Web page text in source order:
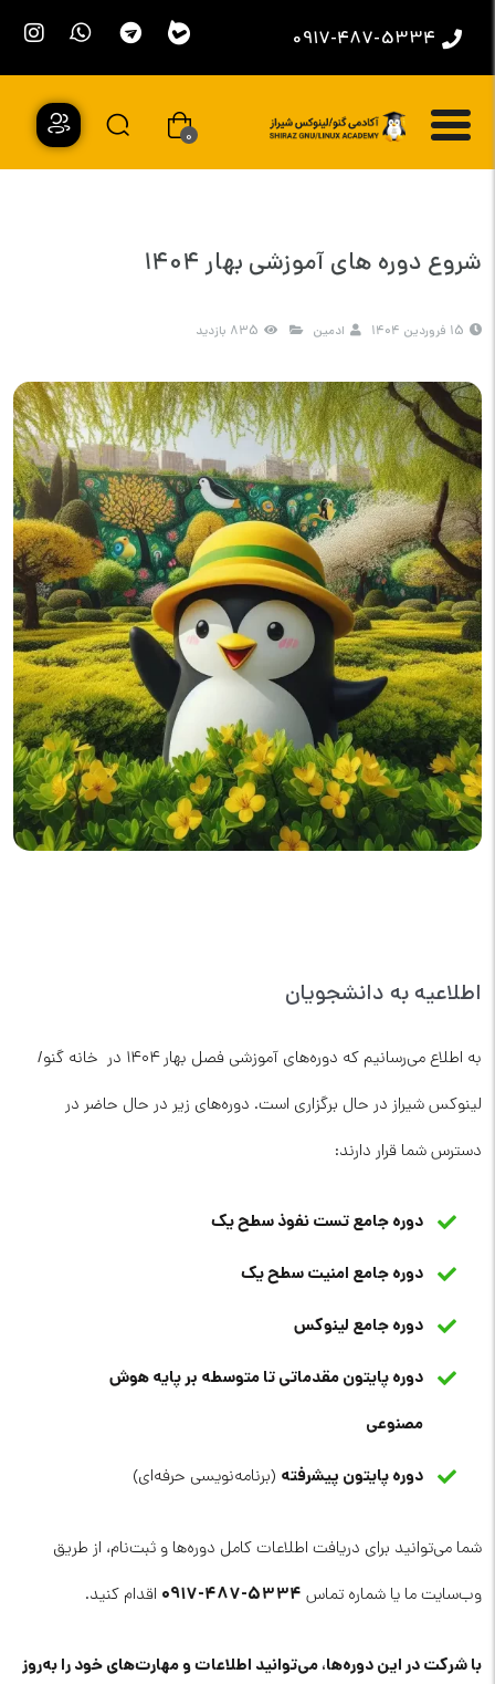
0917-487-5334
0
شروع دوره های آموزشی بهار 1404
15 فروردین 1404 ادمین 835 بازدید
اطلاعیه به دانشجویان
به اطلاع می‌رسانیم که دوره‌های آموزشی فصل بهار ۱۴۰۴ در خانه گنو/
لینوکس شیراز در حال برگزاری است. دوره‌های زیر در حال حاضر در
دسترس شما قرار دارند:
دوره جامع تست نفوذ سطح یک
دوره جامع امنیت سطح یک
دوره جامع لینوکس
دوره پایتون مقدماتی تا متوسطه بر پایه هوش
مصنوعی
دوره پایتون پیشرفته (برنامه‌نویسی حرفه‌ای)
شما می‌توانید برای دریافت اطلاعات کامل دوره‌ها و ثبت‌نام، از طریق
وب‌سایت ما یا شماره تماس 5334-487-0917 اقدام کنید.
با شرکت در این دوره‌ها، می‌توانید اطلاعات و مهارت‌های خود را به‌روز